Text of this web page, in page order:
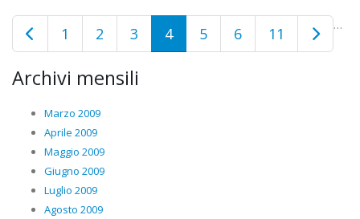
1 2 3 4 5 6 …
11
Archivi mensili
Marzo 2009
Aprile 2009
Maggio 2009
Giugno 2009
Luglio 2009
Agosto 2009